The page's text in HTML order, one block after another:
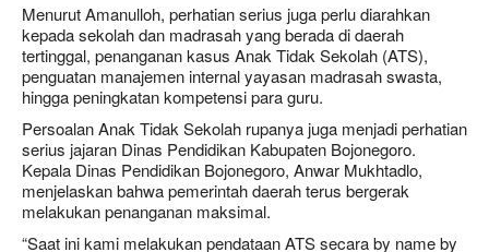
Menurut Amanulloh, perhatian serius juga perlu diarahkan
kepada sekolah dan madrasah yang berada di daerah
tertinggal, penanganan kasus Anak Tidak Sekolah (ATS),
penguatan manajemen internal yayasan madrasah swasta,
hingga peningkatan kompetensi para guru.
Persoalan Anak Tidak Sekolah rupanya juga menjadi perhatian
serius jajaran Dinas Pendidikan Kabupaten Bojonegoro.
Kepala Dinas Pendidikan Bojonegoro, Anwar Mukhtadlo,
menjelaskan bahwa pemerintah daerah terus bergerak
melakukan penanganan maksimal.
“Saat ini kami melakukan pendataan ATS secara by name by